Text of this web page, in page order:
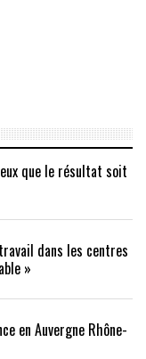
que le résultat soit
dans les centres
»
en Auvergne Rhône-